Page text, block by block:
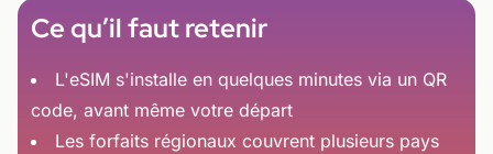
Ce qu’il faut retenir
L'eSIM s'installe en quelques minutes via un QR
code, avant même votre départ
Les forfaits régionaux couvrent plusieurs pays